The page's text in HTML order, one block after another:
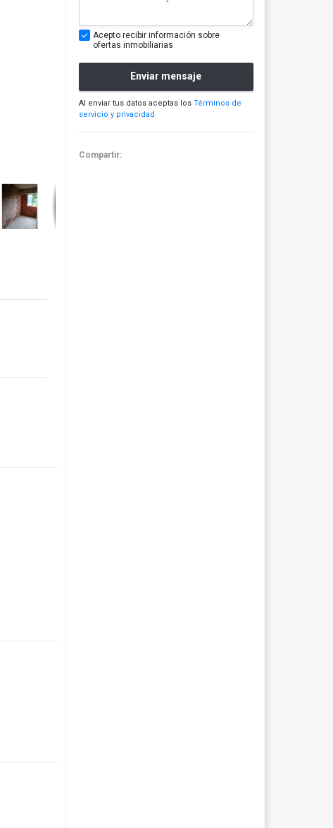
Acepto recibir información sobre
ofertas inmobiliarias
Enviar mensaje
Al enviar tus datos aceptas los Términos de
servicio y privacidad
Compartir: